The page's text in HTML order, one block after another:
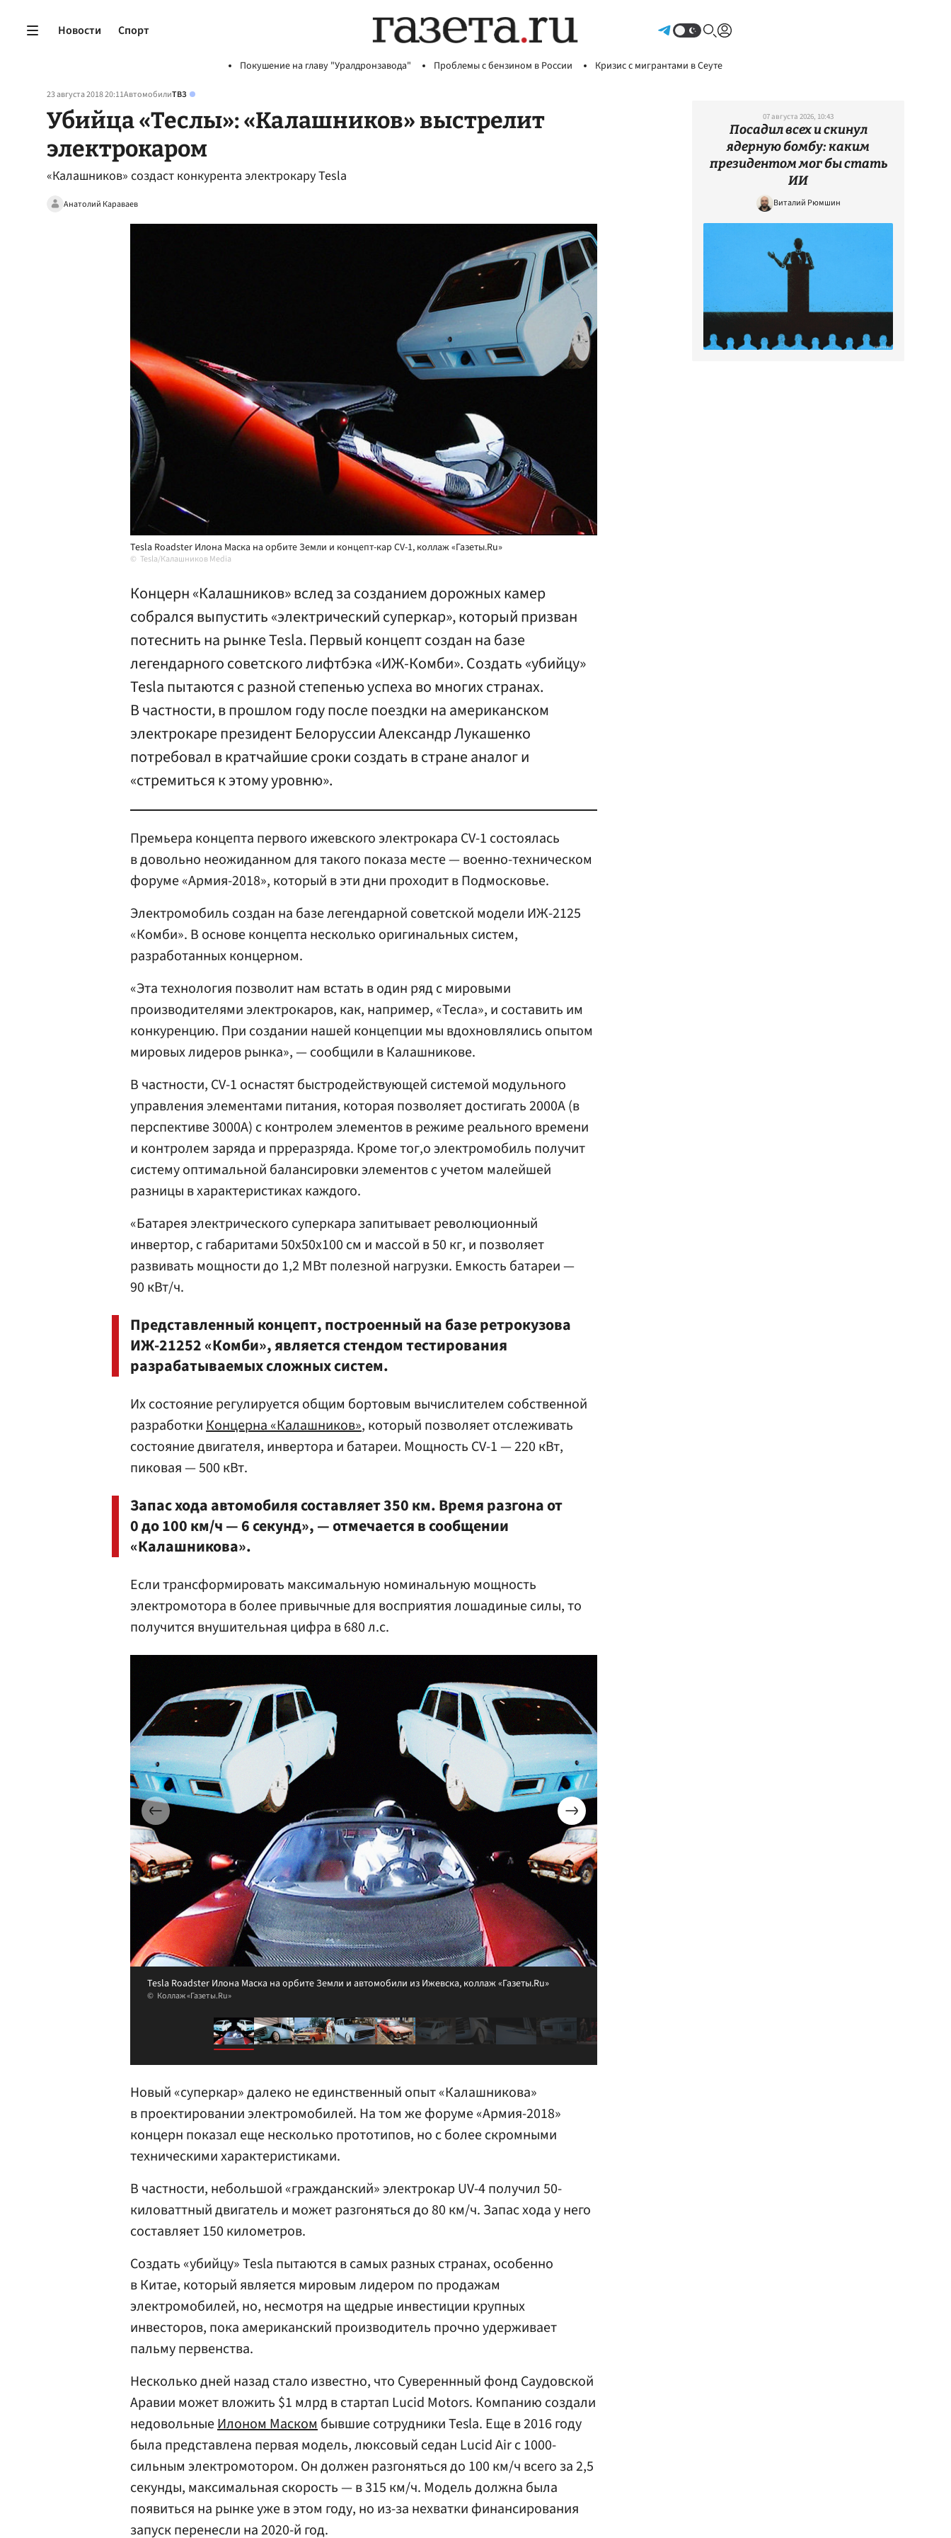
Новости Спорт
Покушение на главу "Уралдронзавода" Проблемы с бензином в России Кризис с мигрантами в Сеуте
23 августа 2018 20:11АвтомобилиТВЗ
Убийца «Теслы»: «Калашников» выстрелит
электрокаром
«Калашников» создаст конкурента электрокару Tesla
Анатолий Караваев
Tesla Roadster Илона Маска на орбите Земли и концепт-кар CV-1, коллаж «Газеты.Ru»
Tesla/Калашников Media
Концерн «Калашников» вслед за созданием дорожных камер
собрался выпустить «электрический суперкар», который призван
потеснить на рынке Tesla. Первый концепт создан на базе
легендарного советского лифтбэка «ИЖ-Комби». Создать «убийцу»
Tesla пытаются с разной степенью успеха во многих странах.
В частности, в прошлом году после поездки на американском
электрокаре президент Белоруссии Александр Лукашенко
потребовал в кратчайшие сроки создать в стране аналог и
«стремиться к этому уровню».
Премьера концепта первого ижевского электрокара CV-1 состоялась
в довольно неожиданном для такого показа месте — военно-техническом
форуме «Армия-2018», который в эти дни проходит в Подмосковье.
Электромобиль создан на базе легендарной советской модели ИЖ-2125
«Комби». В основе концепта несколько оригинальных систем,
разработанных концерном.
«Эта технология позволит нам встать в один ряд с мировыми
производителями электрокаров, как, например, «Тесла», и составить им
конкуренцию. При создании нашей концепции мы вдохновлялись опытом
мировых лидеров рынка», — сообщили в Калашникове.
В частности, CV-1 оснастят быстродействующей системой модульного
управления элементами питания, которая позволяет достигать 2000А (в
перспективе 3000А) с контролем элементов в режиме реального времени
и контролем заряда и прреразряда. Кроме тог,о электромобиль получит
систему оптимальной балансировки элементов с учетом малейшей
разницы в характеристиках каждого.
«Батарея электрического суперкара запитывает революционный
инвертор, с габаритами 50х50х100 см и массой в 50 кг, и позволяет
развивать мощности до 1,2 МВт полезной нагрузки. Емкость батареи —
90 кВт/ч.
Представленный концепт, построенный на базе ретрокузова
ИЖ-21252 «Комби», является стендом тестирования
разрабатываемых сложных систем.
Их состояние регулируется общим бортовым вычислителем собственной
разработкиКонцерна «Калашников», который позволяет отслеживать
состояние двигателя, инвертора и батареи. Мощность CV-1 — 220 кВт,
пиковая — 500 кВт.
Запас хода автомобиля составляет 350 км. Время разгона от
0 до 100 км/ч — 6 секунд», — отмечается в сообщении
«Калашникова».
Если трансформировать максимальную номинальную мощность
электромотора в более привычные для восприятия лошадиные силы, то
получится внушительная цифра в 680 л.с.
Tesla Roadster Илона Маска на орбите Земли и автомобили из Ижевска, коллаж «Газеты.Ru»
Коллаж «Газеты.Ru»
Новый «суперкар» далеко не единственный опыт «Калашникова»
в проектировании электромобилей. На том же форуме «Армия-2018»
концерн показал еще несколько прототипов, но с более скромными
техническими характеристиками.
В частности, небольшой «гражданский» электрокар UV-4 получил 50-
киловаттный двигатель и может разгоняться до 80 км/ч. Запас хода у него
составляет 150 километров.
Создать «убийцу» Tesla пытаются в самых разных странах, особенно
в Китае, который является мировым лидером по продажам
электромобилей, но, несмотря на щедрые инвестиции крупных
инвесторов, пока американский производитель прочно удерживает
пальму первенства.
Несколько дней назад стало известно, что Сувереннный фонд Саудовской
Аравии может вложить $1 млрд в стартап Lucid Motors. Компанию создали
недовольныеИлоном Маскомбывшие сотрудники Tesla. Еще в 2016 году
была представлена первая модель, люксовый седан Lucid Air с 1000-
сильным электромотором. Он должен разгоняться до 100 км/ч всего за 2,5
секунды, максимальная скорость — в 315 км/ч. Модель должна была
появиться на рынке уже в этом году, но из-за нехватки финансирования
запуск перенесли на 2020-й год.
07 августа 2026, 10:43
Посадил всех и скинул
ядерную бомбу: каким
президентом мог бы стать
ИИ
Виталий Рюмшин